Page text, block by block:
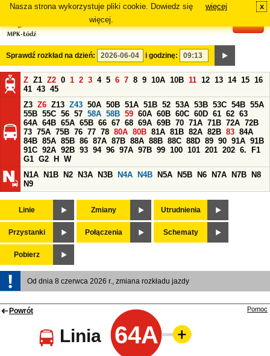
Nasza strona wykorzystuje pliki cookie. Dowiedz się
więcej.
więcej x
Sprawdź rozkład na dzień: i godzinę:
Z Z1 Z2 0 1 2 3 4 5 6 7 8 9 10A 10B 11 12 13 14 15 16
41 43 45
Z3 Z6 Z13 Z43 50A 50B 51A 51B 52 53A 53B 53C 54B 55A
55B 55C 56 57 58A 58B 59 60A 60B 60C 60D 61 62 63
64A 64B 65A 65B 66 67 68 69A 69B 70 71A 71B 72A 72B
73 75A 75B 76 77 78 80A 80B 81A 81B 82A 82B 83 84A
84B 85A 85B 86 87A 87B 88A 88B 88C 88D 89 90 91A 91B
91C 92A 92B 93 94 96 97A 97B 99 100 101 201 202 6.
F1
G1 G2 H
W
N1A
N1B N2 N3A N3B N4A N4B N5A N5B N6 N7A N7B
N8
N9
Linie Zmiany Utrudnienia
Przystanki Połączenia Schematy
Pobierz
Od dnia 8 czerwca 2026 r., zmiana rozkładu jazdy
Powrót
Linia 64A
Pomoc